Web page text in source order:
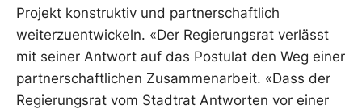
Projekt konstruktiv und partnerschaftlich
weiterzuentwickeln. «Der Regierungsrat verlässt
mit seiner Antwort auf das Postulat den Weg einer
partnerschaftlichen Zusammenarbeit. «Dass der
Regierungsrat vom Stadtrat Antworten vor einer